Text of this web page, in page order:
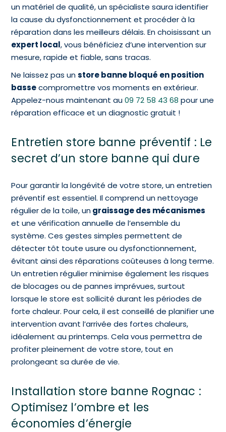
un matériel de qualité, un spécialiste saura identifier
la cause du dysfonctionnement et procéder à la
réparation dans les meilleurs délais. En choisissant un
expert local, vous bénéficiez d’une intervention sur
mesure, rapide et fiable, sans tracas.
Ne laissez pas unstore banne bloqué en position
bassecompromettre vos moments en extérieur.
Appelez-nous maintenant au09 72 58 43 68 pour une
réparation efficace et un diagnostic gratuit !
Entretien store banne préventif : Le
secret d’un store banne qui dure
Pour garantir la longévité de votre store, un entretien
préventif est essentiel. Il comprend un nettoyage
régulier de la toile, ungraissage des mécanismes
et une vérification annuelle de l’ensemble du
système. Ces gestes simples permettent de
détecter tôt toute usure ou dysfonctionnement,
évitant ainsi des réparations coûteuses à long terme.
Un entretien régulier minimise également les risques
de blocages ou de pannes imprévues, surtout
lorsque le store est sollicité durant les périodes de
forte chaleur. Pour cela, il est conseillé de planifier une
intervention avant l’arrivée des fortes chaleurs,
idéalement au printemps. Cela vous permettra de
profiter pleinement de votre store, tout en
prolongeant sa durée de vie.
Installation store banne Rognac :
Optimisez l’ombre et les
économies d’énergie